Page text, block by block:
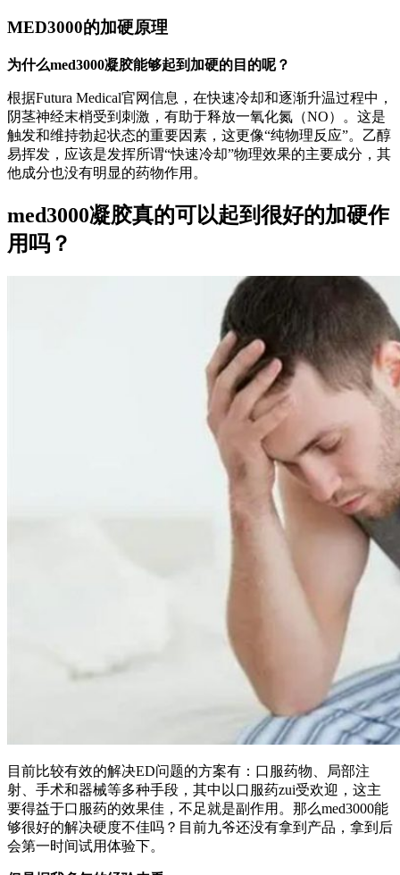
MED3000的加硬原理
为什么med3000凝胶能够起到加硬的目的呢？
根据Futura Medical官网信息，在快速冷却和逐渐升温过程中，
阴茎神经末梢受到刺激，有助于释放一氧化氮（NO）。这是
触发和维持勃起状态的重要因素，这更像“纯物理反应”。乙醇
易挥发，应该是发挥所谓“快速冷却”物理效果的主要成分，其
他成分也没有明显的药物作用。
med3000凝胶真的可以起到很好的加硬作
用吗？
目前比较有效的解决ED问题的方案有：口服药物、局部注
射、手术和器械等多种手段，其中以口服药zui受欢迎，这主
要得益于口服药的效果佳，不足就是副作用。那么med3000能
够很好的解决硬度不佳吗？目前九爷还没有拿到产品，拿到后
会第一时间试用体验下。